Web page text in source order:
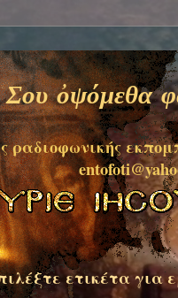
ὀψόμεθα
ραδιοφωνικής
ετικέτα για